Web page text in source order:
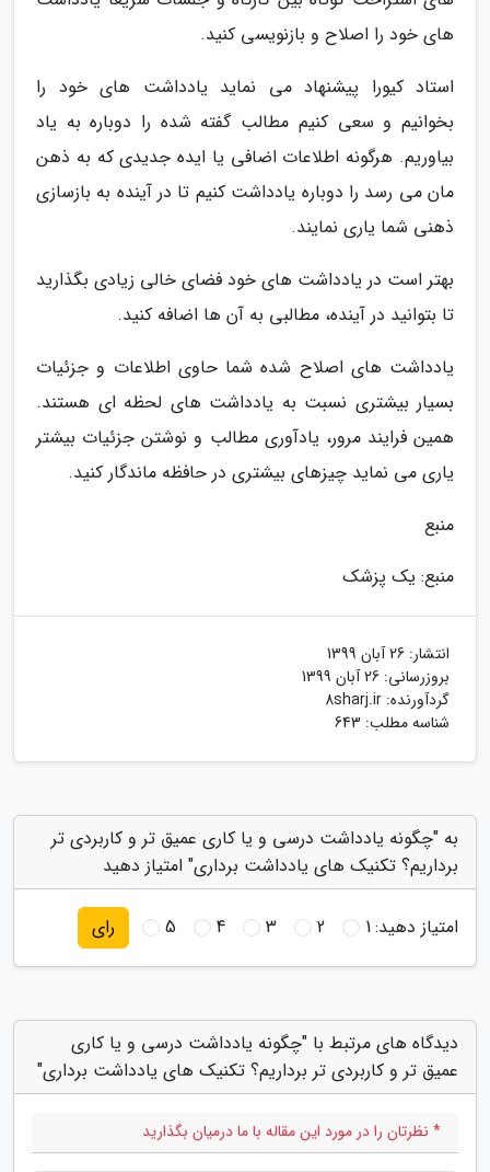
های خود را اصلاح و بازنویسی کنید.
استاد کیورا پیشنهاد می نماید یادداشت های خود را
بخوانیم و سعی کنیم مطالب گفته شده را دوباره به یاد
بیاوریم. هرگونه اطلاعات اضافی یا ایده جدیدی که به ذهن
مان می رسد را دوباره یادداشت کنیم تا در آینده به بازسازی
ذهنی شما یاری نمایند.
بهتر است در یادداشت های خود فضای خالی زیادی بگذارید
تا بتوانید در آینده، مطالبی به آن ها اضافه کنید.
یادداشت های اصلاح شده شما حاوی اطلاعات و جزئیات
بسیار بیشتری نسبت به یادداشت های لحظه ای هستند.
همین فرایند مرور، یادآوری مطالب و نوشتن جزئیات بیشتر
یاری می نماید چیزهای بیشتری در حافظه ماندگار کنید.
منبع
منبع: یک پزشک
انتشار: 26 آبان 1399
بروزرسانی: 26 آبان 1399
گردآورنده: 8sharj.ir
شناسه مطلب: 643
به "چگونه یادداشت درسی و یا کاری عمیق تر و کاربردی تر
برداریم؟ تکنیک های یادداشت برداری" امتیاز دهید
امتیاز دهید:1
2
3
4
5 رای
دیدگاه های مرتبط با "چگونه یادداشت درسی و یا کاری
عمیق تر و کاربردی تر برداریم؟ تکنیک های یادداشت برداری"
* نظرتان را در مورد این مقاله با ما درمیان بگذارید